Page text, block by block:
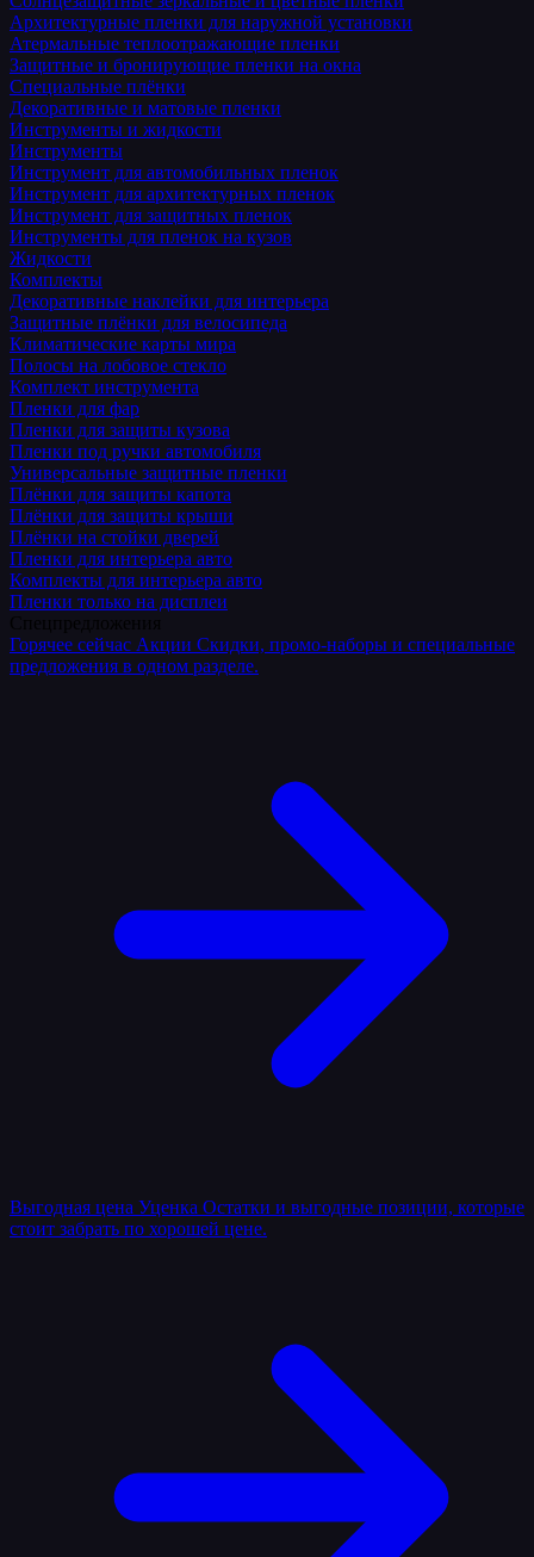
Архитектурные пленки для наружной установки
Атермальные теплоотражающие пленки
Защитные и бронирующие пленки на окна
Специальные плёнки
Декоративные и матовые пленки
Инструменты и жидкости
Инструменты
Инструмент для автомобильных пленок
Инструмент для архитектурных пленок
Инструмент для защитных пленок
Инструменты для пленок на кузов
Жидкости
Комплекты
Декоративные наклейки для интерьера
Защитные плёнки для велосипеда
Климатические карты мира
Полосы на лобовое стекло
Комплект инструмента
Пленки для фар
Пленки для защиты кузова
Пленки под ручки автомобиля
Универсальные защитные пленки
Плёнки для защиты капота
Плёнки для защиты крыши
Плёнки на стойки дверей
Пленки для интерьера авто
Комплекты для интерьера авто
Пленки только на дисплеи
Горячее сейчас Акции Скидки, промо-наборы и специальные
предложения в одном разделе.
Выгодная цена Уценка Остатки и выгодные позиции, которые
стоит забрать по хорошей цене.